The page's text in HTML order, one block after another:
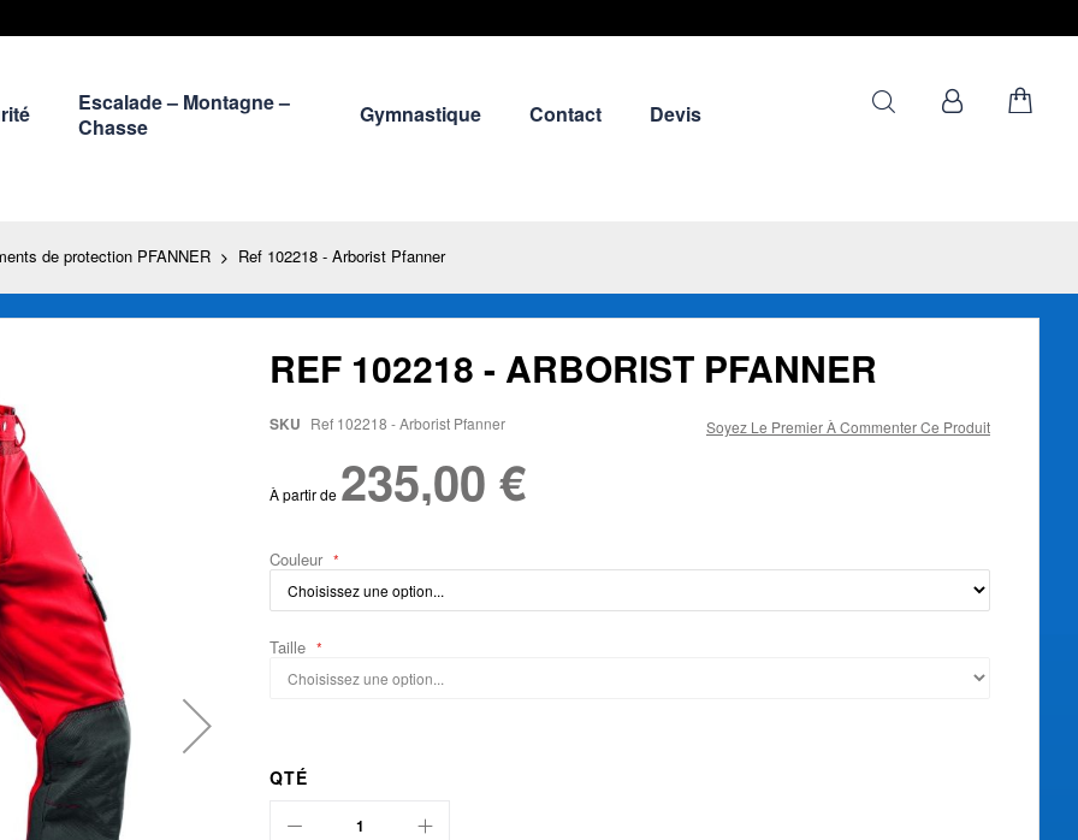
Escalade – Montagne –
Chasse
Gymnastique Contact Devis
de protection PFANNER Ref 102218 - Arborist Pfanner
REF 102218 - ARBORIST PFANNER
Soyez Le Premier À Commenter Ce Produit
SKU Ref 102218 - Arborist Pfanner
À partir de 235,00 €
Couleur
Taille
QTÉ